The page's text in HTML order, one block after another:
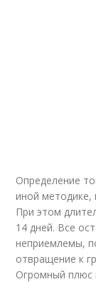
Определение
иной методике,
При этом
14 дней. Все
неприемлемы,
отвращение к
Огромный плюс